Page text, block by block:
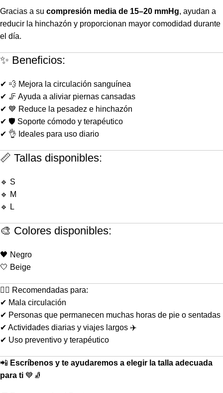
Gracias a su compresión media de 15–20 mmHg, ayudan a
reducir la hinchazón y proporcionan mayor comodidad durante
el día.
✨ Beneficios:
✔ 💨 Mejora la circulación sanguínea
✔ 🦵 Ayuda a aliviar piernas cansadas
✔ 💙 Reduce la pesadez e hinchazón
✔ 🛡️ Soporte cómodo y terapéutico
✔ 👌 Ideales para uso diario
📏 Tallas disponibles:
🔹 S
🔹 M
🔹 L
🎨 Colores disponibles:
🖤 Negro
🤍 Beige
👩‍⚕️ Recomendadas para:
✔ Mala circulación
✔ Personas que permanecen muchas horas de pie o sentadas
✔ Actividades diarias y viajes largos ✈️
✔ Uso preventivo y terapéutico
📲 Escríbenos y te ayudaremos a elegir la talla adecuada
para ti 💙🧦